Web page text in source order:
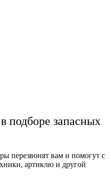
подборе запасных
перезвонят вам и помогут с
артиклю и другой